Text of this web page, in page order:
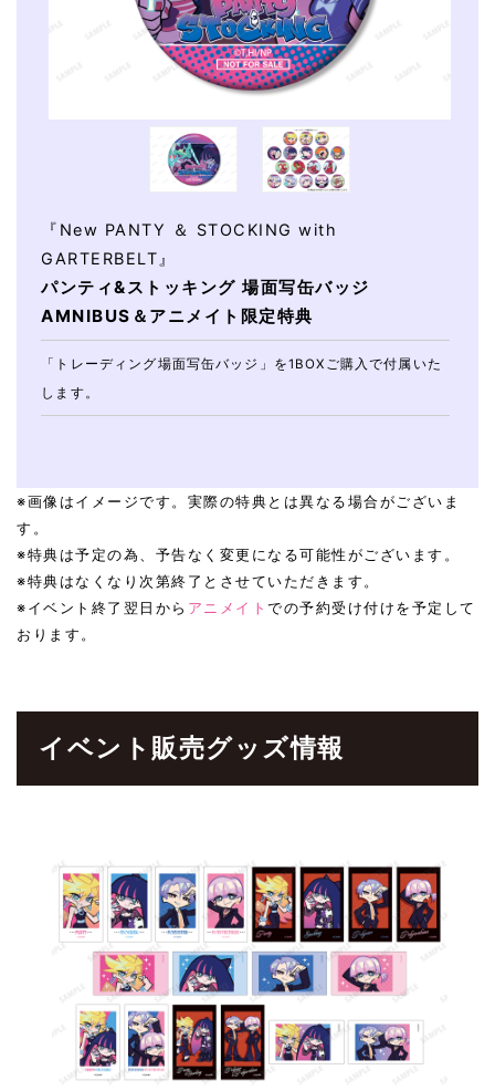
パンティ&ストッキング 場面写缶バッジ
AMNIBUS＆アニメイト限定特典
『New PANTY ＆ STOCKING with
GARTERBELT』
「トレーディング場面写缶バッジ」を1BOXご購入で付属いた
します。
※画像はイメージです。実際の特典とは異なる場合がございま
す。
※特典は予定の為、予告なく変更になる可能性がございます。
※特典はなくなり次第終了とさせていただきます。
※イベント終了翌日から アニメイト での予約受け付けを予定して
おります。
イベント販売グッズ情報